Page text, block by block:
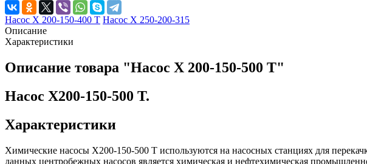
Насос Х 200-150-400 Т Насос Х 250-200-315
Описание
Характеристики
Описание товара "Насос Х 200-150-500 Т"
Насос Х200-150-500 Т.
Характеристики
Химические насосы Х200-150-500 Т используются на насосных станциях для
данных центробежных насосов является химическая и нефтехимическая